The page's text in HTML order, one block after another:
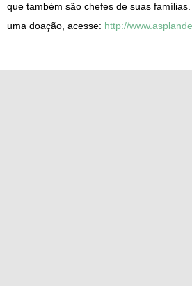
que também são chefes de suas
uma doação, acesse: http://